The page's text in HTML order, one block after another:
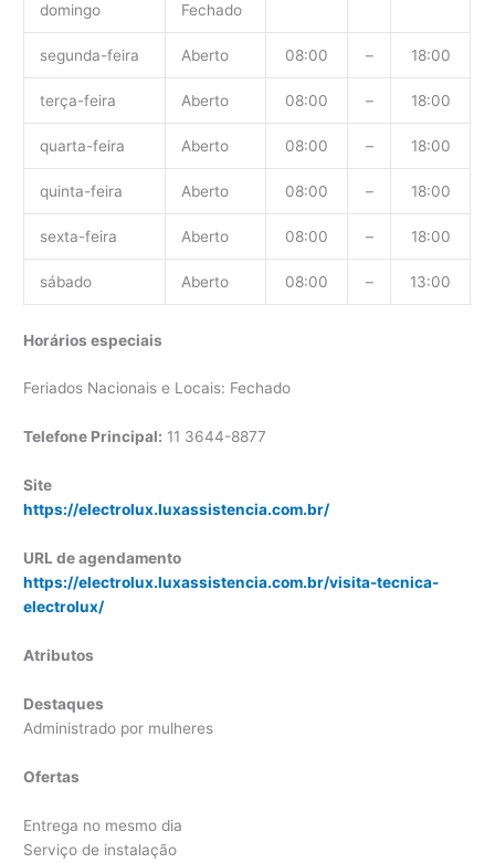
domingo Fechado
segunda-feira Aberto 08:00 – 18:00
terça-feira Aberto 08:00 – 18:00
quarta-feira Aberto 08:00 – 18:00
quinta-feira Aberto 08:00 – 18:00
sexta-feira Aberto 08:00 – 18:00
sábado Aberto 08:00 – 13:00
Horários especiais
Feriados Nacionais e Locais: Fechado
Telefone Principal: 11 3644-8877
Site
https://electrolux.luxassistencia.com.br/
URL de agendamento
https://electrolux.luxassistencia.com.br/visita-tecnica-
electrolux/
Atributos
Destaques
Administrado por mulheres
Ofertas
Entrega no mesmo dia
Serviço de instalação